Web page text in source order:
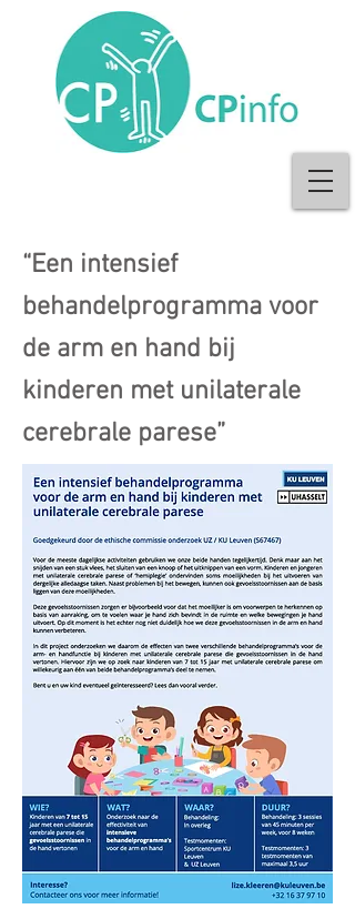
“Een intensief
behandelprogramma voor
de arm en hand bij
kinderen met unilaterale
cerebrale parese”